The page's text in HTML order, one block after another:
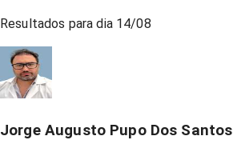
Resultados para dia 14/08
Jorge Augusto Pupo Dos Santos